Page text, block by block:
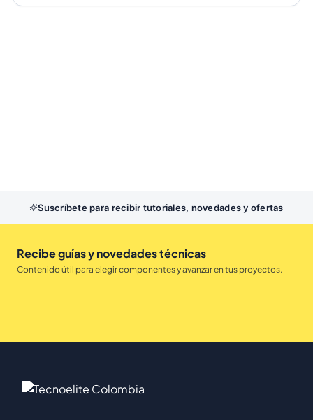
Suscríbete para recibir tutoriales, novedades y ofertas
Recibe guías y novedades técnicas
Contenido útil para elegir componentes y avanzar en tus proyectos.